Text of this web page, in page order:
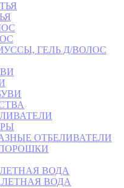
ГЕЛЬ Д/ВОЛОС
ОТБЕЛИВАТЕЛИ
ВОДА
ВОДА